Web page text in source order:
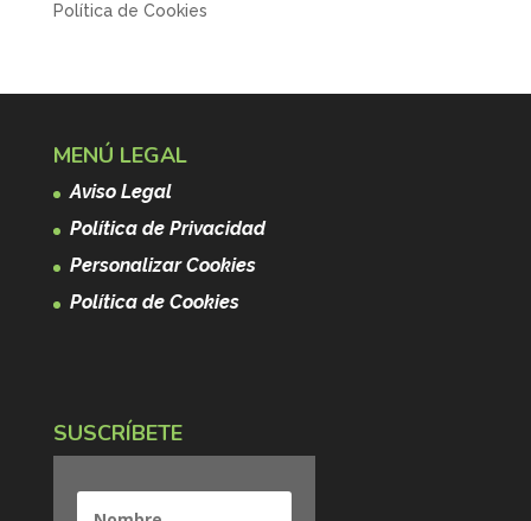
Política de Cookies
MENÚ LEGAL
Aviso Legal
Política de Privacidad
Personalizar Cookies
Política de Cookies
SUSCRÍBETE